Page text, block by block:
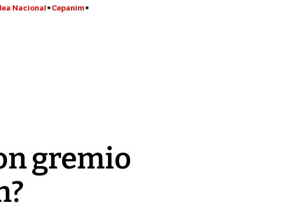
Nacional Cepanim
gremio